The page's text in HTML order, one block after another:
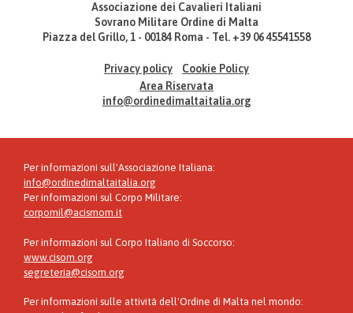
Associazione dei Cavalieri Italiani
Sovrano Militare Ordine di Malta
Piazza del Grillo, 1 - 00184 Roma - Tel. +39 06 45541558
Privacy policy
Cookie Policy
Area Riservata
info@ordinedimaltaitalia.org
Per informazioni sull'Associazione Italiana:
info@ordinedimaltaitalia.org
Per informazioni sul Corpo Militare:
corpomil@acismom.it
Per informazioni sul Corpo Italiano di Soccorso:
www.cisom.org
segreteria@cisom.org
Per informazioni sulle attività dell'Ordine di Malta nel mondo: